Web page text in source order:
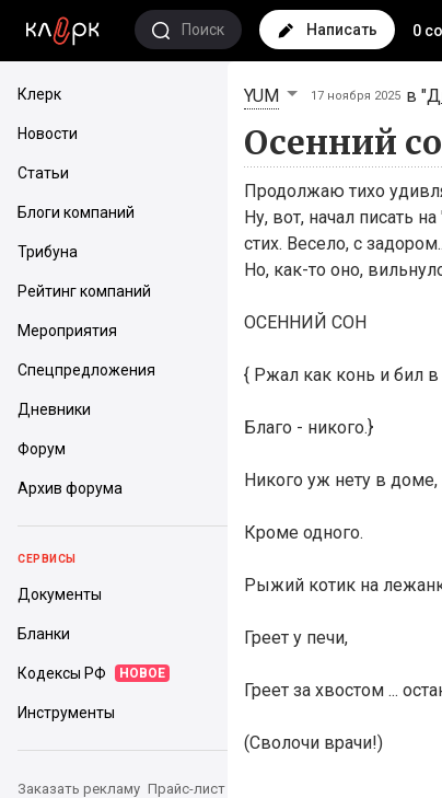
Поиск Написать 0
Клерк
Новости
Статьи
Блоги компаний
Трибуна
Рейтинг компаний
Мероприятия
Спецпредложения
Дневники
Форум
Архив форума
СЕРВИСЫ
Документы
Бланки
Кодексы РФ НОВОЕ
Инструменты
Заказать рекламу Прайс-лист
YUM 17 ноября 2025 в "
Осенний
Продолжаю тихо
Ну, вот, начал писать
стих. Весело, с
Но, как-то оно,
ОСЕННИЙ СОН
{ Ржал как конь и бил в
Благо - никого.}
Никого уж нету в доме,
Кроме одного.
Рыжий котик на
Греет у печи,
Греет за хвостом ...
(Сволочи врачи!)